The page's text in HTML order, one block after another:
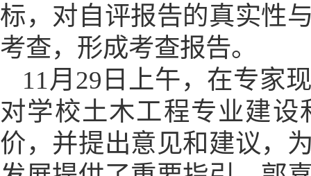
标，对自评报告的真实性
考查，形成考查报告。
11月29日上午， 在专家
对学校土木工程专业建
价，并提出意见和建议，